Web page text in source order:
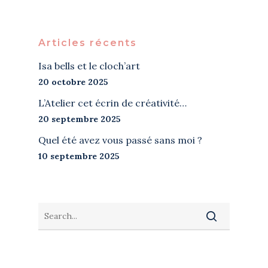
Articles récents
Isa bells et le cloch’art
20 octobre 2025
L’Atelier cet écrin de créativité…
20 septembre 2025
Quel été avez vous passé sans moi ?
10 septembre 2025